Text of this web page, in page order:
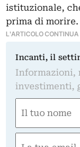
istituzionale,
prima di morire.
L'ARTICOLO CONTINUA
Incanti, il
Informazioni,
investimenti,
(Obbligatorio)
Nome